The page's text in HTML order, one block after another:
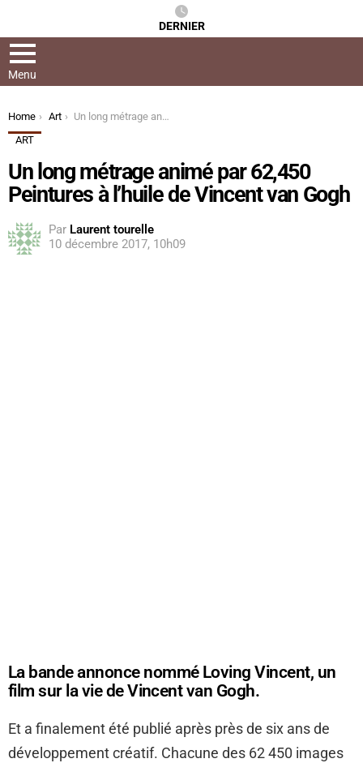
DERNIER
Menu
You are here:
Home Art
Un long métrage animé par 62,450 Peintures à l’huile de Vincent van Gogh
ART
Un long métrage animé par 62,450
Peintures à l’huile de Vincent van Gogh
Par Laurent tourelle
10 décembre 2017, 10h09
La bande annonce nommé Loving Vincent, un
film sur la vie de Vincent van Gogh.
Et a finalement été publié après près de six ans de
développement créatif. Chacune des 62 450 images